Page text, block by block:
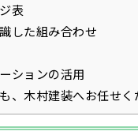
表
した組み合わせ
ションの活用
、木村建装へお任せく